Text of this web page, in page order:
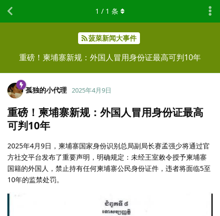
菠菜新闻大事件
重磅！柬埔寨新规：外国人冒用身份证最高可判10年
1 / 1 条
孤独的小代理 2025年4月9日
重磅！柬埔寨新规：外国人冒用身份证最高
可判10年
2025年4月9日，柬埔寨国家身份识别总局副局长赛孟强少将通过官
方社交平台发布了重要声明，明确规定：未经王室敕令授予柬埔寨
国籍的外国人，禁止持有任何柬埔寨公民身份证件，违者将面临5至
10年的监禁处罚。